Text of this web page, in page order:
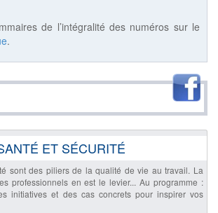
de l’intégralité des numéros sur le
.
ET SÉCURITÉ
sont des piliers de la qualité de vie au travail. La
professionnels en est le levier... Au programme :
initiatives et des cas concrets pour inspirer vos